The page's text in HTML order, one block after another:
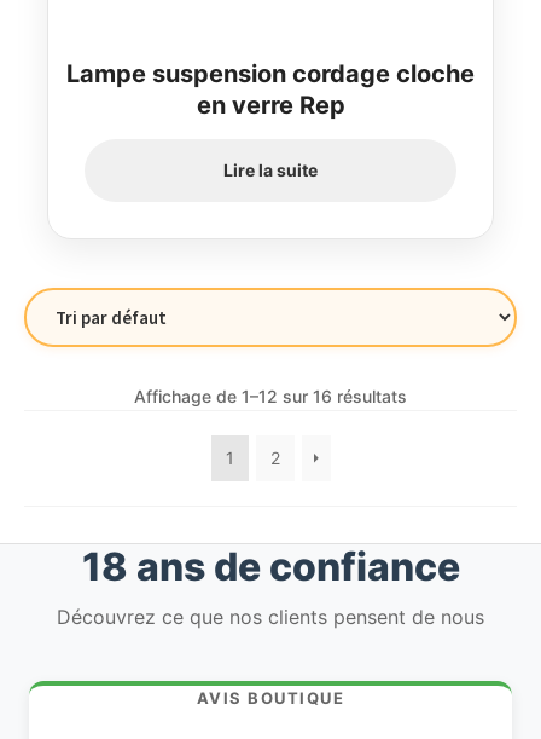
Lampe suspension cordage cloche
en verre Rep
Lire la suite
Affichage de 1–12 sur 16 résultats
1 2
18 ans de confiance
Découvrez ce que nos clients pensent de nous
AVIS BOUTIQUE